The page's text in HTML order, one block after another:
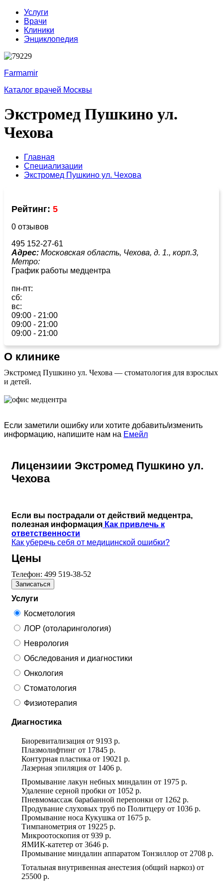
Услуги
Врачи
Клиники
Энциклопедия
Farmamir
Каталог врачей Москвы
Экстромед Пушкино ул.
Чехова
Главная
Специализации
Экстромед Пушкино ул. Чехова
Рейтинг: 5
0 отзывов
495 152-27-61
Адрес: Московская область, Чехова, д. 1., корп.3,
Метро:
График работы медцентра
пн-пт:
сб:
вс:
09:00 - 21:00
09:00 - 21:00
09:00 - 21:00
О клинике
Экстромед Пушкино ул. Чехова — стоматология для взрослых
и детей.
Если заметили ошибку или хотите добавить/изменить
информацию, напишите нам на Емейл
Лицензиии Экстромед Пушкино ул.
Чехова
Если вы пострадали от действий медцентра,
полезная информация Как привлечь к
ответственности
Как уберечь себя от медицинской ошибки?
Цены
Телефон: 499 519-38-52
Записаться
Услуги
Косметология
ЛОР (отоларингология)
Неврология
Обследования и диагностики
Онкология
Стоматология
Физиотерапия
Диагностика
Биоревитализация от 9193 р.
Плазмолифтинг от 17845 р.
Контурная пластика от 19021 р.
Лазерная эпиляция от 1406 р.
Промывание лакун небных миндалин от 1975 р.
Удаление серной пробки от 1052 р.
Пневмомассаж барабанной перепонки от 1262 р.
Продувание слуховых труб по Политцеру от 1036 р.
Промывание носа Кукушка от 1675 р.
Тимпанометрия от 19225 р.
Микроотоскопия от 939 р.
ЯМИК-катетер от 3646 р.
Промывание миндалин аппаратом Тонзиллор от 2708 р.
Тотальная внутривенная анестезия (общий наркоз) от
25500 р.